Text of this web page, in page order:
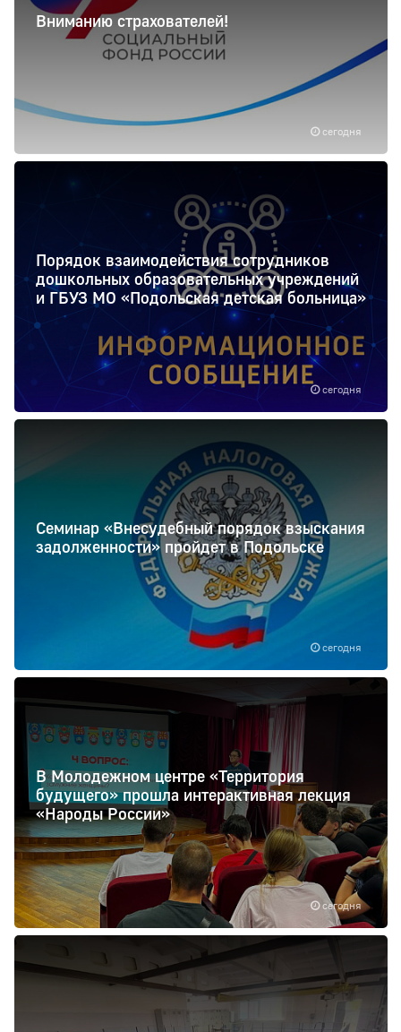
сегодня
Вниманию страхователей!
сегодня
Порядок взаимодействия сотрудников
дошкольных образовательных учреждений
и ГБУЗ МО «Подольская детская больница»
сегодня
Семинар «Внесудебный порядок взыскания
задолженности» пройдет в Подольске
сегодня
В Молодежном центре «Территория
будущего» прошла интерактивная лекция
«Народы России»